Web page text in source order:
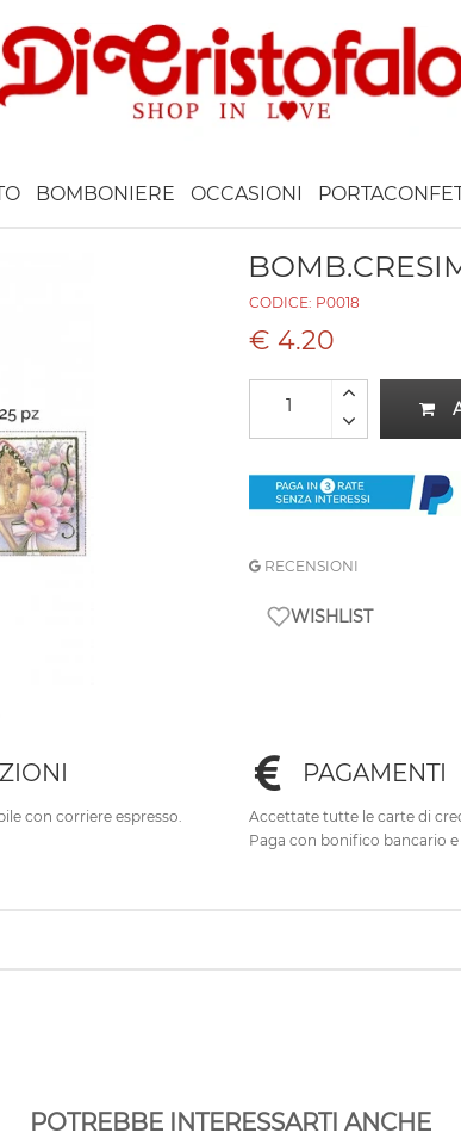
BOMBONIERE OCCASIONI
CODICE: P0018
€ 4.20
RECENSIONI
WISHLIST
con corriere espresso.
PAGAMENTI
Accettate tutte le carte di
Paga con bonifico bancario
POTREBBE INTERESSARTI ANCHE